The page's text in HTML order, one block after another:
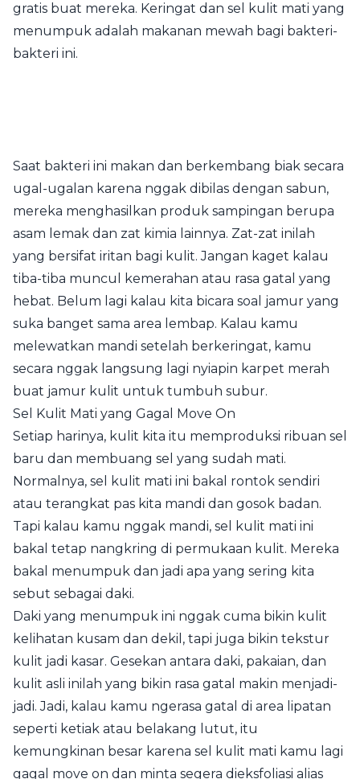
gratis buat mereka. Keringat dan sel kulit mati yang
menumpuk adalah makanan mewah bagi bakteri-
bakteri ini.
Saat bakteri ini makan dan berkembang biak secara
ugal-ugalan karena nggak dibilas dengan sabun,
mereka menghasilkan produk sampingan berupa
asam lemak dan zat kimia lainnya. Zat-zat inilah
yang bersifat iritan bagi kulit. Jangan kaget kalau
tiba-tiba muncul kemerahan atau rasa gatal yang
hebat. Belum lagi kalau kita bicara soal jamur yang
suka banget sama area lembap. Kalau kamu
melewatkan mandi setelah berkeringat, kamu
secara nggak langsung lagi nyiapin karpet merah
buat jamur kulit untuk tumbuh subur.
Sel Kulit Mati yang Gagal Move On
Setiap harinya, kulit kita itu memproduksi ribuan sel
baru dan membuang sel yang sudah mati.
Normalnya, sel kulit mati ini bakal rontok sendiri
atau terangkat pas kita mandi dan gosok badan.
Tapi kalau kamu nggak mandi, sel kulit mati ini
bakal tetap nangkring di permukaan kulit. Mereka
bakal menumpuk dan jadi apa yang sering kita
sebut sebagai daki.
Daki yang menumpuk ini nggak cuma bikin kulit
kelihatan kusam dan dekil, tapi juga bikin tekstur
kulit jadi kasar. Gesekan antara daki, pakaian, dan
kulit asli inilah yang bikin rasa gatal makin menjadi-
jadi. Jadi, kalau kamu ngerasa gatal di area lipatan
seperti ketiak atau belakang lutut, itu
kemungkinan besar karena sel kulit mati kamu lagi
gagal move on dan minta segera dieksfoliasi alias